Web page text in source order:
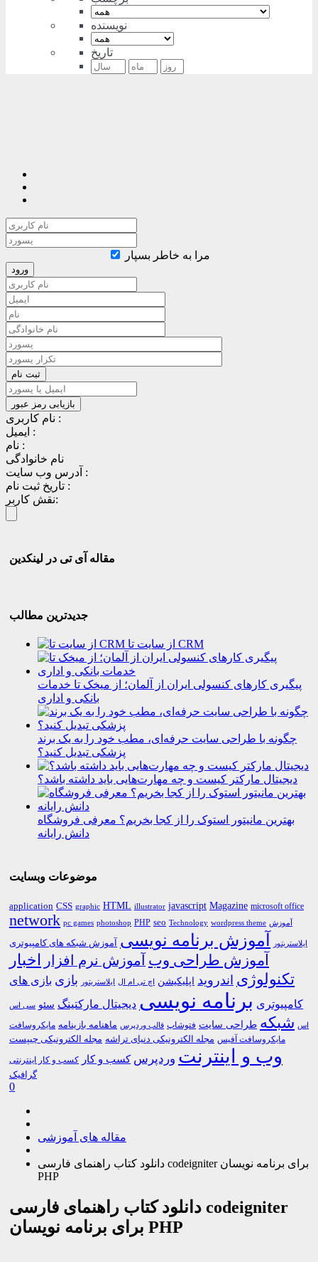
نویسنده
تاریخ
مرا به خاطر بسپار
نام کاربری :
ایمیل :
نام :
نام خانوادگی
آدرس وب سایت :
تاریخ ثبت نام :
نقش کاربر:
مقاله آی تی در لینکدین
جدیدترین مطالب
از سایت تا CRM
پیگیری کارهای کنسولی ایران از آلمان؛ از میخک تا خدمات
بانکی و اداری
چگونه با طراحی سایت حرفه‌ای، مطب خود را به یک برند
پزشکی تبدیل کنید؟
دیجیتال مارکتر کیست و چه مهارت‌هایی باید داشته باشد؟
بهترین مانیتور استوک را از کجا بخریم؟ معرفی فروشگاه
دانش رایانه
موضوعات وبسایت
application CSS graphic HTML illustrator javascript Magazine microsoft office
network pc games photoshop PHP seo Technology wordpress theme آموزش
ایلاستریتور آموزش برنامه نویسی آموزش شبکه های کامپیوتری
آموزش طراحی وب آموزش نرم افزار اخبار
تکنولوژی اندروید اپلیکیشن اچ تی ام ال ایلاستریتور بازی بازی های
کامپیوتری برنامه نویسی دیجیتال مارکتینگ سئو سی اس
اس شبکه طراحی سایت فتوشاپ قالب وردپرس ماهنامه بازینامه مایکروسافت
مایکروسافت آفیس مجله الکترونیکی دنیای تراشه مجله الکترونیکی چیپست
وب و اینترنت وردپرس کسب و کار کسب و کار اینترنتی
گرافیک
0
مقاله های آموزشی
دانلود کتاب راهنمای فارسی codeigniter برای برنامه نویسان
PHP
دانلود کتاب راهنمای فارسی codeigniter
برای برنامه نویسان PHP